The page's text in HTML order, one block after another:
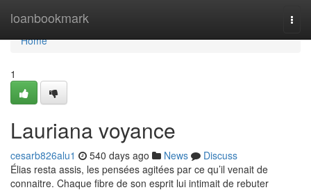
loanbookmark
Home
Home
1
Lauriana voyance
cesarb826alu1 540 days ago News
Discuss
Élias resta assis, les pensées agitées par ce qu’il venait de
connaitre. Chaque fibre de son esprit lui intimait de rebuter